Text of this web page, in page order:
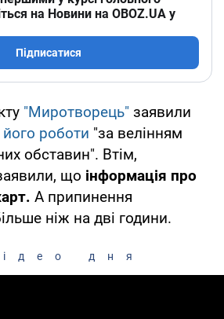
на Новини на OBOZ.UA у
Підписатися
"Миротворець" заявили
роботи "за велінням
обставин". Втім,
що інформація про
А припинення
ніж на дві години.
дня